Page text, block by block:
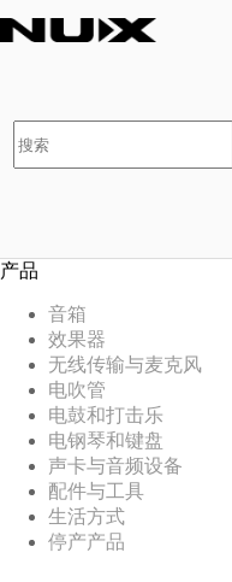
至
结
产品
音箱
效果器
无线传输与麦克风
电吹管
电鼓和打击乐
电钢琴和键盘
声卡与音频设备
配件与工具
生活方式
停产产品